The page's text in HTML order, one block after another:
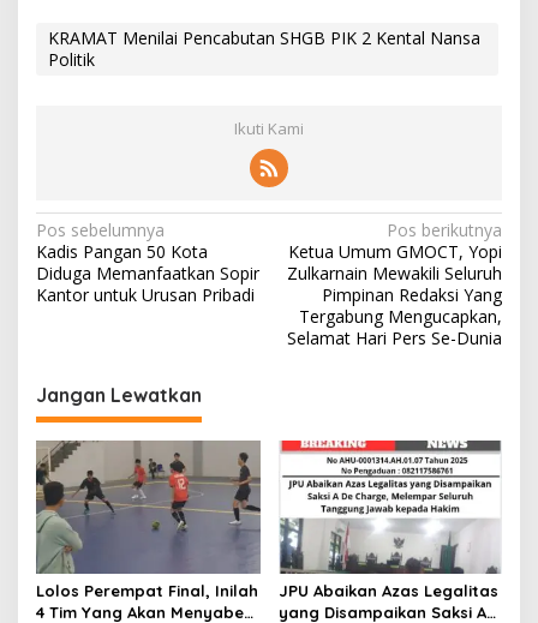
KRAMAT Menilai Pencabutan SHGB PIK 2 Kental Nansa
Politik
Ikuti Kami
N
a
v
a
s
i
p
o
s
Pos sebelumnya
Kadis Pangan 50 Kota
Diduga Memanfaatkan Sopir
Kantor untuk Urusan Pribadi
Pos berikutnya
Ketua Umum GMOCT, Yopi
Zulkarnain Mewakili Seluruh
Pimpinan Redaksi Yang
Tergabung Mengucapkan,
Selamat Hari Pers Se-Dunia
Jangan Lewatkan
Lolos Perempat Final, Inilah
4 Tim Yang Akan Menyabet
JPU Abaikan Azas Legalitas
yang Disampaikan Saksi A